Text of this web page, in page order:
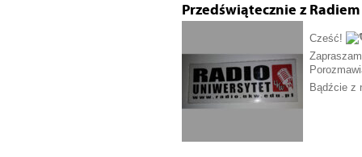
Przedświątecznie z
Cześć!
Bądźcie z